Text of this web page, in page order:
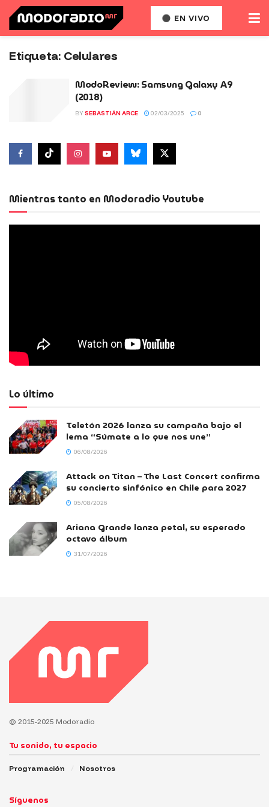
EN VIVO
Etiqueta: Celulares
ModoReview: Samsung Galaxy A9
(2018)
BY SEBASTIÁN ARCE 02/03/2025 0
Mientras tanto en Modoradio Youtube
Lo último
Teletón 2026 lanza su campaña bajo el
lema “Súmate a lo que nos une”
06/08/2026
Attack on Titan – The Last Concert confirma
su concierto sinfónico en Chile para 2027
05/08/2026
Ariana Grande lanza petal, su esperado
octavo álbum
31/07/2026
© 2015-2025 Modoradio
Tu sonido, tu espacio
Programación Nosotros
Síguenos